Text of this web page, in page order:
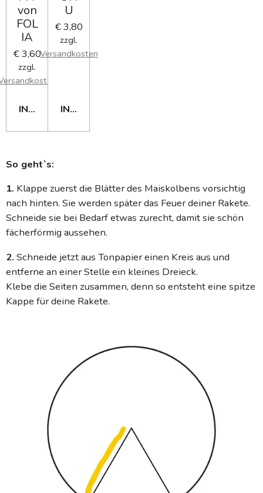
von
FOL
IA
€ 3,60
zzgl.
IN DEN WARENKORB
U
€ 3,80
zzgl.
Versandkosten
IN DEN WARENKORB
So geht`s:
1. Klappe zuerst die Blätter des Maiskolbens vorsichtig
nach hinten. Sie werden später das Feuer deiner Rakete.
Schneide sie bei Bedarf etwas zurecht, damit sie schön
fächerförmig aussehen.
2. Schneide jetzt aus Tonpapier einen Kreis aus und
entferne an einer Stelle ein kleines Dreieck.
Klebe die Seiten zusammen, denn so entsteht eine spitze
Kappe für deine Rakete.